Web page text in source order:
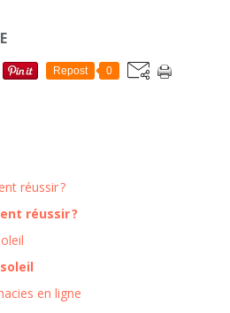
Repost 0
réussir ?